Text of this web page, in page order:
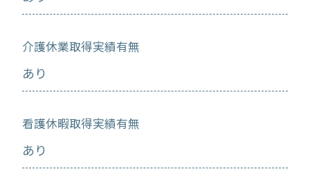
介護休業取得実績有無
あり
看護休暇取得実績有無
あり